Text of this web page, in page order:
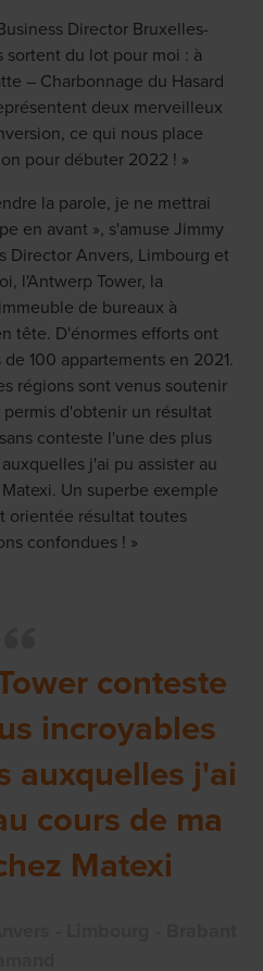
Director Bruxelles-
sortent du lot pour moi : à
– Charbonnage du Hasard
deux merveilleux
ce qui nous place
pour débuter 2022 ! »
la parole, je ne mettrai
en avant », s'amuse Jimmy
Director Anvers, Limbourg et
l'Antwerp Tower, la
de bureaux à
tête. D'énormes efforts ont
100 appartements en 2021.
régions sont venus soutenir
d'obtenir un résultat
conteste l'une des plus
j'ai pu assister au
Un superbe exemple
orientée résultat toutes
confondues ! »
conteste
incroyables
auxquelles j'ai
cours de ma
Matexi